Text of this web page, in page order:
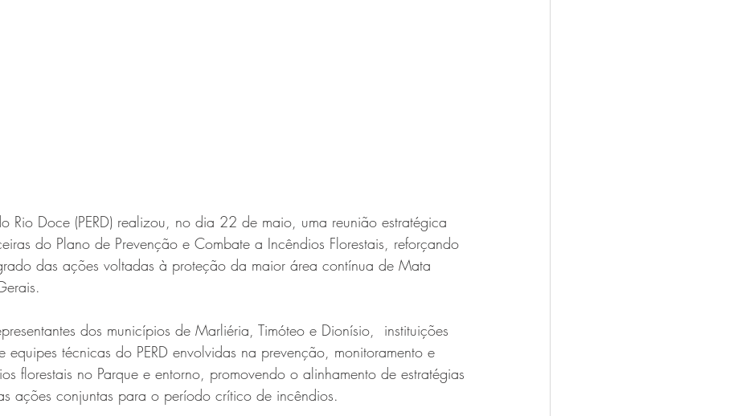
Rio Doce (PERD) realizou, no dia 22 de maio, uma reunião estratégica
do Plano de Prevenção e Combate a Incêndios Florestais, reforçando
das ações voltadas à proteção da maior área contínua de Mata
dos municípios de Marliéria, Timóteo e Dionísio,  instituições
equipes técnicas do PERD envolvidas na prevenção, monitoramento e
florestais no Parque e entorno, promovendo o alinhamento de estratégias
ações conjuntas para o período crítico de incêndios.